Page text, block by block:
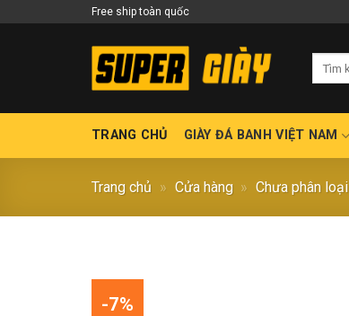
Free ship toàn quốc
TRANG CHỦ GIÀY ĐÁ BANH VIỆT NAM
Trang chủ » Cửa hàng » Chưa phân loại
-7%